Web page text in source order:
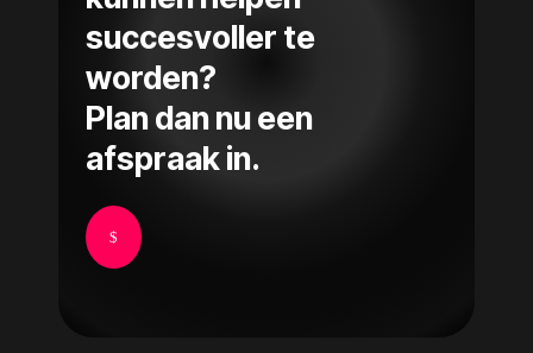
succesvoller te
worden?
Plan dan nu een
afspraak in.
$